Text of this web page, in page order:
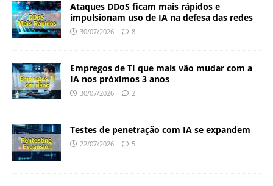
Ataques DDoS ficam mais rápidos e
impulsionam uso de IA na defesa das redes
30/07/2026 8
Empregos de TI que mais vão mudar com a
IA nos próximos 3 anos
30/07/2026 2
Testes de penetração com IA se expandem
22/07/2026 5